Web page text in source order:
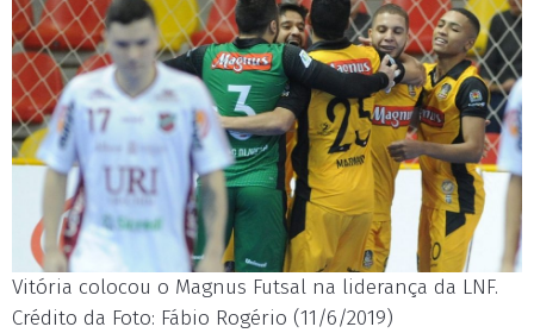
Vitória colocou o Magnus Futsal na liderança da LNF.
Crédito da Foto: Fábio Rogério (11/6/2019)